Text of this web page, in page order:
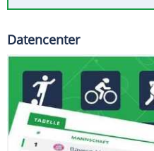
Datencenter